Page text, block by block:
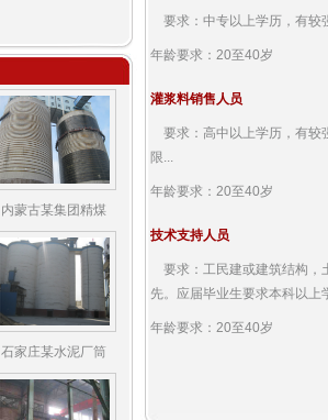
内蒙古某集团精煤
石家庄某水泥厂筒
要求：中专以上学历，有较
年龄要求：20至40岁
灌浆料销售人员
要求：高中以上学历，有较
限...
年龄要求：20至40岁
技术支持人员
要求：工民建或建筑结构，
先。应届毕业生要求本科以
年龄要求：20至40岁